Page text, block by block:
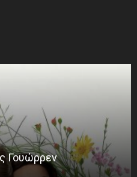
Γουώρρεν